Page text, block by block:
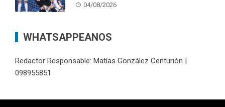
04/08/2026
WHATSAPPEANOS
Redactor Responsable: Matías González Centurión |
098955851